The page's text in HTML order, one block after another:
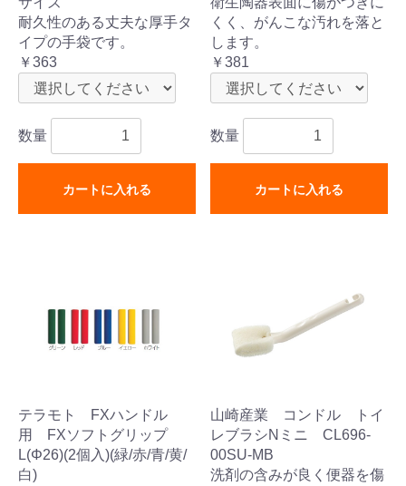
耐久性のある丈夫な厚手タ
イプの手袋です。
￥363
数量
カートに入れる
くく、がんこな汚れを落と
します。
￥381
数量
カートに入れる
テラモト FXハンドル
用 FXソフトグリップ
L(Φ26)(2個入)(緑/赤/青/黄/
白)
山崎産業 コンドル トイ
レブラシNミニ CL696-
00SU-MB
洗剤の含みが良く便器を傷